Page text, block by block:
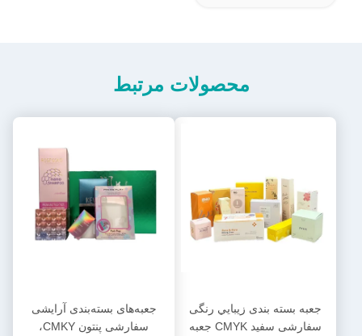
محصولات مرتبط
جعبه بسته بندی زيبايي رنگی
سفارشی سفید CMYK جعبه
جعبه‌های بسته‌بندی آرایشی
سفارشی پنتون CMKY،